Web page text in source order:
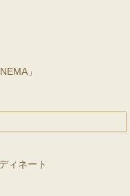
」
ィネート